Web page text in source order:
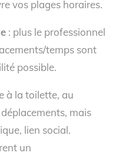
vos plages horaires.
: plus le professionnel
temps sont
possible.
à la toilette, au
mais
lien social.
un